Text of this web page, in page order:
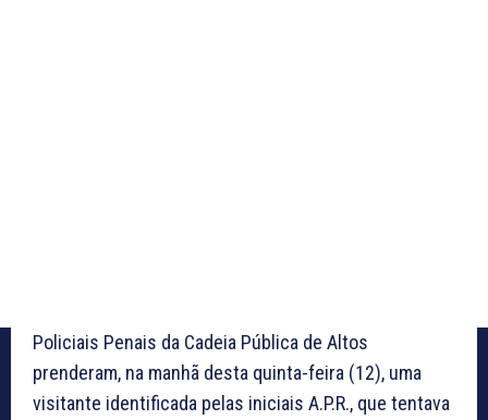
Policiais Penais da Cadeia Pública de Altos
prenderam, na manhã desta quinta-feira (12), uma
visitante identificada pelas iniciais A.P.R., que tentava